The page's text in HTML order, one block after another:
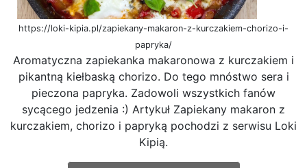
https://loki-kipia.pl/zapiekany-makaron-z-kurczakiem-chorizo-i-
papryka/
Aromatyczna zapiekanka makaronowa z kurczakiem i
pikantną kiełbaską chorizo. Do tego mnóstwo sera i
pieczona papryka. Zadowoli wszystkich fanów
sycącego jedzenia :) Artykuł Zapiekany makaron z
kurczakiem, chorizo i papryką pochodzi z serwisu Loki
Kipią.